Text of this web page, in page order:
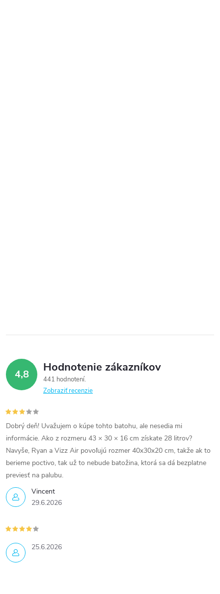
4,8 Hodnotenie zákazníkov
441 hodnotení
Zobraziť recenzie
Vincent
29.6.2026
Dobrý deň! Uvažujem o kúpe tohto batohu, ale nesedia mi
informácie. Ako z rozmeru 43 × 30 × 16 cm získate 28 litrov?
Navyše, Ryan a Vizz Air povoľujú rozmer 40x30x20 cm, takže ak to
berieme poctivo, tak už to nebude batožina, ktorá sa dá bezplatne
previesť na palubu.
25.6.2026